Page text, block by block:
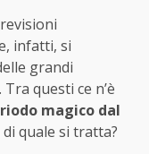
infatti, si
grandi
questi ce n’è
magico dal
di quale si tratta?